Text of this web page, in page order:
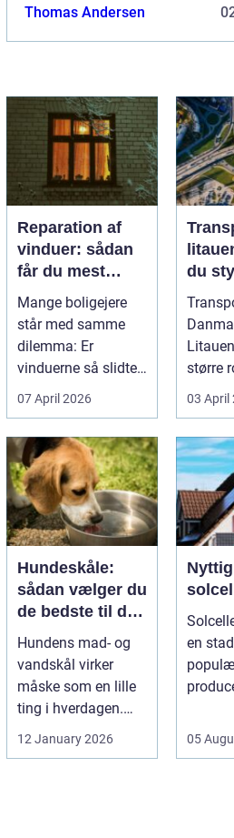
Thomas Andersen
Reparation af
vinduer: sådan
får du mest
muligt ud af
dine gamle
vinduer
Mange boligejere
står med samme
dilemma: Er
vinduerne så slidte,
at de bør skifte...
07 April 2026
litauen sådan
du
større
03 April
Hundeskåle:
sådan vælger du
de bedste til din
hund
Hundens mad- og
vandskål virker
måske som en lille
ting i hverdagen.
sk&arin...
12 January 2026
en
05